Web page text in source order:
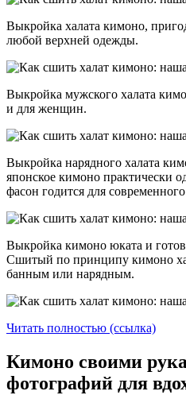
Выкройка халата кимоно,
любой верхней одежды.
Выкройка мужского халата
и для женщин.
Выкройка нарядного халата
японское кимоно практически
фасон годится для
Выкройка кимоно юката и
Сшитый по принципу кимоно
банным или нарядным.
Читать полностью (ссылка)
Кимоно своими
фотографий для